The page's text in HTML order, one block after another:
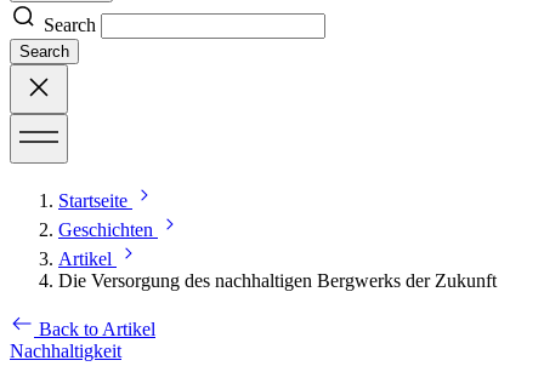
Search
Search
Startseite
Geschichten
Artikel
Die Versorgung des nachhaltigen Bergwerks der Zukunft
Back to Artikel
Nachhaltigkeit